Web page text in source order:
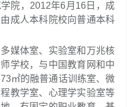
院，2012年6月16日，成
成人本科院校向普通本科
体室、实验室和万兆核
学校，与中国教育网和中
㎡的融普通话训练室、微
教学室、心理学实验室等